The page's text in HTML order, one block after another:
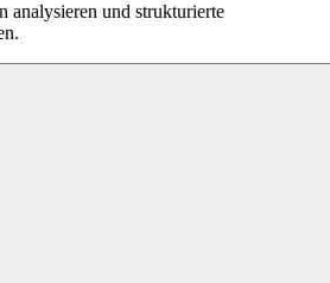
analysieren und strukturierte